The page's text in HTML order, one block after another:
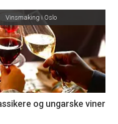
Vinsmaking i Oslo
og ungarske viner